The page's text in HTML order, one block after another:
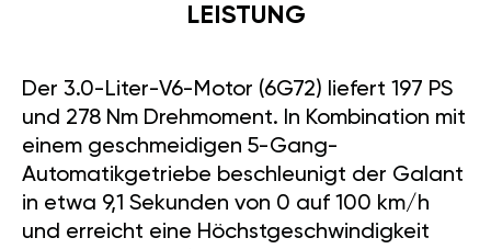
LEISTUNG
Der 3.0-Liter-V6-Motor (6G72) liefert 197 PS
und 278 Nm Drehmoment. In Kombination mit
einem geschmeidigen 5-Gang-
Automatikgetriebe beschleunigt der Galant
in etwa 9,1 Sekunden von 0 auf 100 km/h
und erreicht eine Höchstgeschwindigkeit